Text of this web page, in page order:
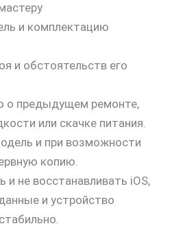
и комплектацию
и обстоятельств его
о предыдущем ремонте,
или скачке питания.
и при возможности
копию.
и не восстанавливать iOS,
и устройство